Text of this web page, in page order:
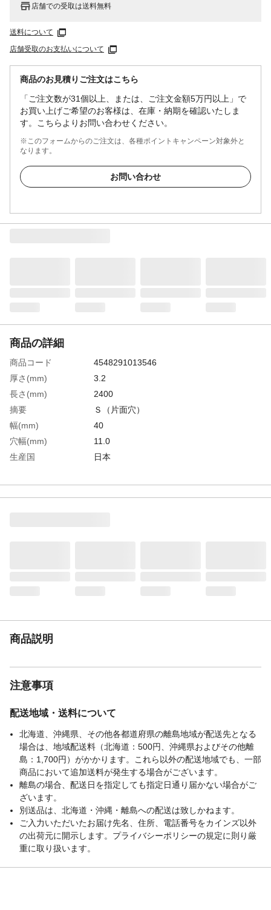
店舗での受取は送料無料
送料について
店舗受取のお支払いについて
商品のお見積りご注文はこちら
「ご注文数が31個以上、または、ご注文金額5万円以上」で
お買い上げご希望のお客様は、在庫・納期を確認いたしま
す。こちらよりお問い合わせください。
※このフォームからのご注文は、各種ポイントキャンペーン対象外と
なります。
お問い合わせ
商品の詳細
商品コード
4548291013546
厚さ(mm)
3.2
長さ(mm)
2400
摘要
Ｓ（片面穴）
幅(mm)
40
穴幅(mm)
11.0
生産国
日本
材質1
鋼板
商品説明
注意事項
配送地域・送料について
北海道、沖縄県、その他各都道府県の離島地域が配送先となる
場合は、地域配送料（北海道：500円、沖縄県およびその他離
島：1,700円）がかかります。これら以外の配送地域でも、一部
商品において追加送料が発生する場合がございます。
離島の場合、配送日を指定しても指定日通り届かない場合がご
ざいます。
別送品は、北海道・沖縄・離島への配送は致しかねます。
ご入力いただいたお届け先名、住所、電話番号をカインズ以外
の出荷元に開示します。プライバシーポリシーの規定に則り厳
重に取り扱います。